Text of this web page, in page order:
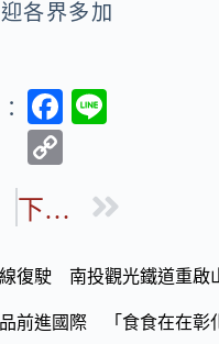
各界多加
F
b
o
k
p
Li
n
下一篇
復駛 南投觀光鐵道重啟
前進國際 「食食在在彰